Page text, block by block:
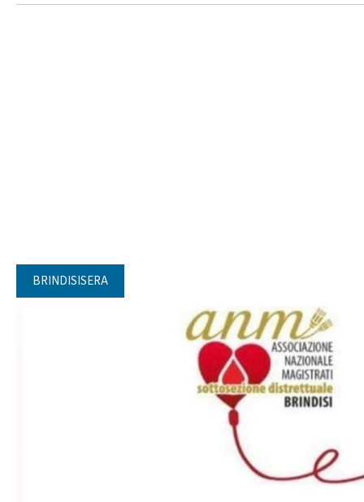
BRINDISISERA